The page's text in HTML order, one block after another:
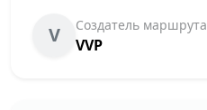
V Создатель маршрута
VVP